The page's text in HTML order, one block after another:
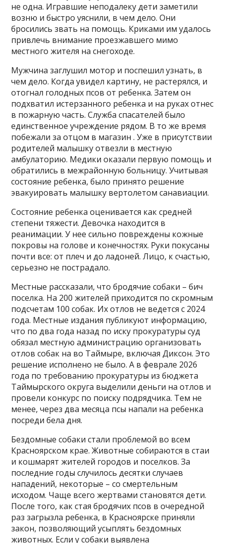
не одна. Игравшие неподалеку дети заметили
возню и быстро уяснили, в чем дело. Они
бросились звать на помощь. Криками им удалось
привлечь внимание проезжавшего мимо
местного жителя на снегоходе.
Мужчина заглушил мотор и поспешил узнать, в
чем дело. Когда увидел картину, не растерялся, и
отогнал голодных псов от ребенка. Затем он
подхватил истерзанного ребенка и на руках отнес
в пожарную часть. Служба спасателей было
единственное учреждение рядом. В то же время
побежали за отцом в магазин . Уже в присутствии
родителей малышку отвезли в местную
амбулаторию. Медики оказали первую помощь и
обратились в межрайонную больницу. Учитывая
состояние ребенка, было принято решение
эвакуировать малышку вертолетом санавиации.
Состояние ребенка оценивается как средней
степени тяжести. Девочка находится в
реанимации. У нее сильно повреждены кожные
покровы на голове и конечностях. Руки покусаны
почти все: от плеч и до ладоней. Лицо, к счастью,
серьезно не пострадало.
Местные рассказали, что бродячие собаки – бич
поселка. На 200 жителей приходится по скромным
подсчетам 100 собак. Их отлов не ведется с 2024
года. Местные издания публикуют информацию,
что по два года назад по иску прокуратуры суд
обязал местную администрацию организовать
отлов собак на во Таймыре, включая Диксон. Это
решение исполнено не было. А в феврале 2026
года по требованию прокуратуры из бюджета
Таймырского округа выделили деньги на отлов и
провели конкурс по поиску подрядчика. Тем не
менее, через два месяца псы напали на ребенка
посреди бела дня.
Бездомные собаки стали проблемой во всем
Красноярском крае. Животные собираются в стаи
и кошмарят жителей городов и поселков. За
последние годы случилось десятки случаев
нападений, некоторые – со смертельным
исходом. Чаще всего жертвами становятся дети.
После того, как стая бродячих псов в очередной
раз загрызла ребенка, в Красноярске приняли
закон, позволяющий усыплять бездомных
животных. Если у собаки выявлена